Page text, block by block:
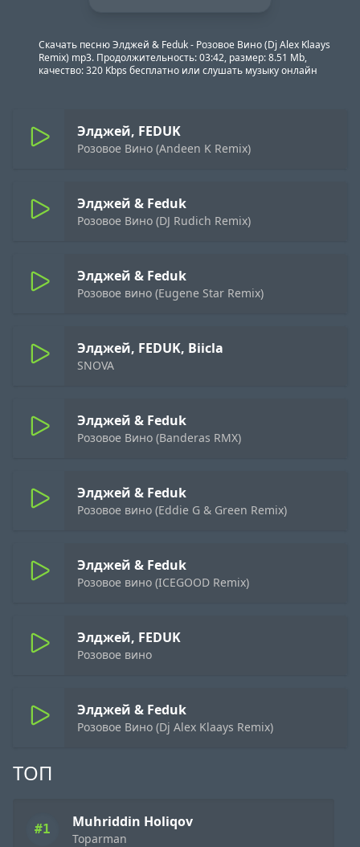
ТОП
#1 Muhriddin Holiqov
Toparman
Скачать песню Элджей & Feduk - Розовое Вино (Dj Alex Klaays
Remix) mp3. Продолжительность: 03:42, размер: 8.51 Mb,
качество: 320 Kbps бесплатно или слушать музыку онлайн
Элджей, FEDUK
Розовое Вино (Andeen K Remix)
Элджей & Feduk
Розовое Вино (DJ Rudich Remix)
Элджей & Feduk
Розовое вино (Eugene Star Remix)
Элджей, FEDUK, Biicla
SNOVA
Элджей & Feduk
Розовое Вино (Banderas RMX)
Элджей & Feduk
Розовое вино (Eddie G & Green Remix)
Элджей & Feduk
Розовое вино (ICEGOOD Remix)
Элджей, FEDUK
Розовое вино
Элджей & Feduk
Розовое Вино (Dj Alex Klaays Remix)